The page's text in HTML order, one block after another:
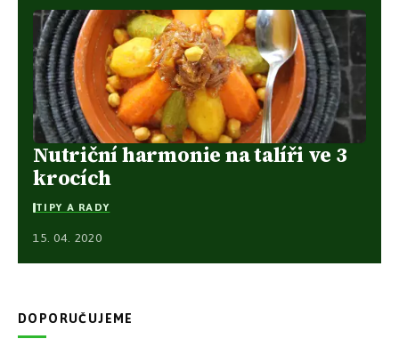
Nutriční harmonie na talíři ve 3
krocích
TIPY A RADY
15. 04. 2020
DOPORUČUJEME